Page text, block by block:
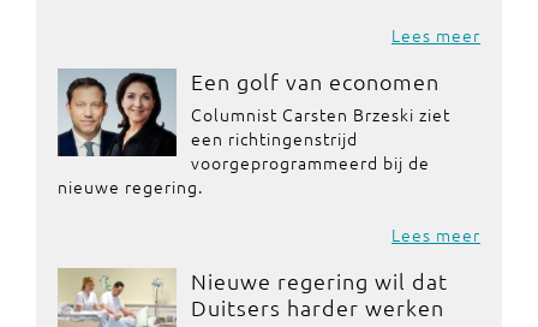
Lees meer
Een golf van economen
Columnist Carsten Brzeski ziet
een richtingenstrijd
voorgeprogrammeerd bij de
nieuwe regering.
Lees meer
Nieuwe regering wil dat
Duitsers harder werken